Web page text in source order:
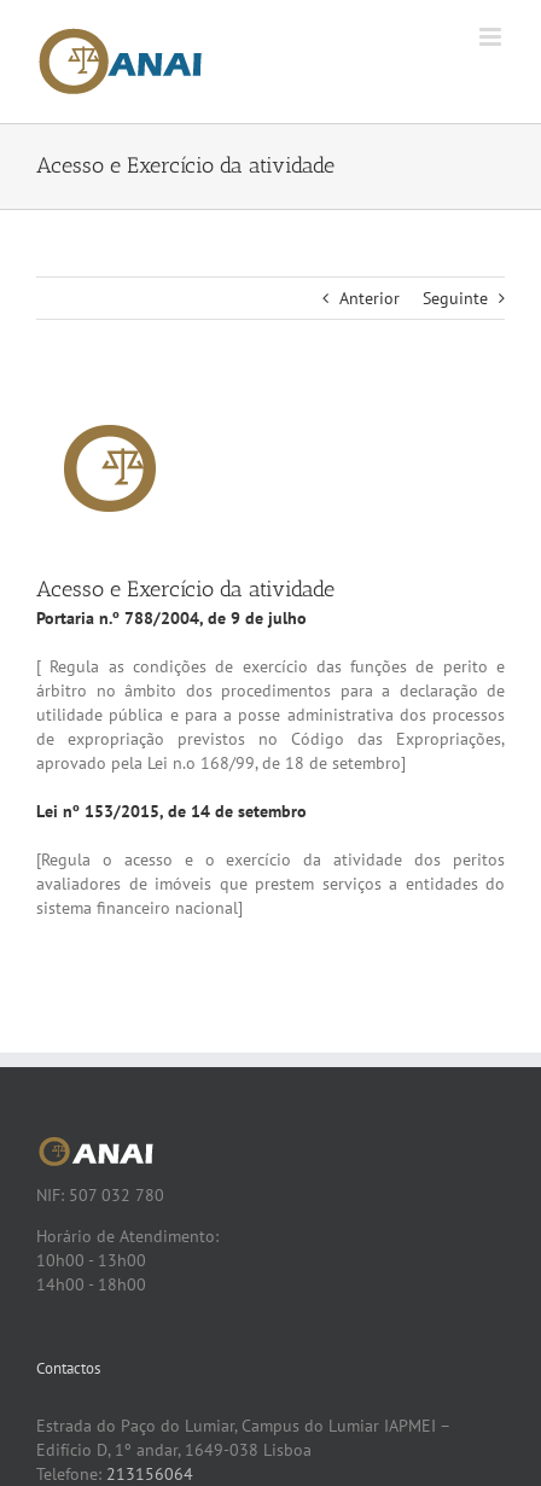
content
Acesso e Exercício da atividade
Anterior Seguinte
Image
Acesso e Exercício da atividade
Portaria n.º 788/2004, de 9 de julho
[ Regula as condições de exercício das funções de perito e
árbitro no âmbito dos procedimentos para a declaração de
utilidade pública e para a posse administrativa dos processos
de expropriação previstos no Código das Expropriações,
aprovado pela Lei n.o 168/99, de 18 de setembro]
Lei nº 153/2015, de 14 de setembro
[Regula o acesso e o exercício da atividade dos peritos
avaliadores de imóveis que prestem serviços a entidades do
sistema financeiro nacional]
NIF: 507 032 780
Horário de Atendimento:
10h00 - 13h00
14h00 - 18h00
Contactos
Estrada do Paço do Lumiar, Campus do Lumiar IAPMEI –
Edifício D, 1º andar, 1649-038 Lisboa
Telefone: 213156064